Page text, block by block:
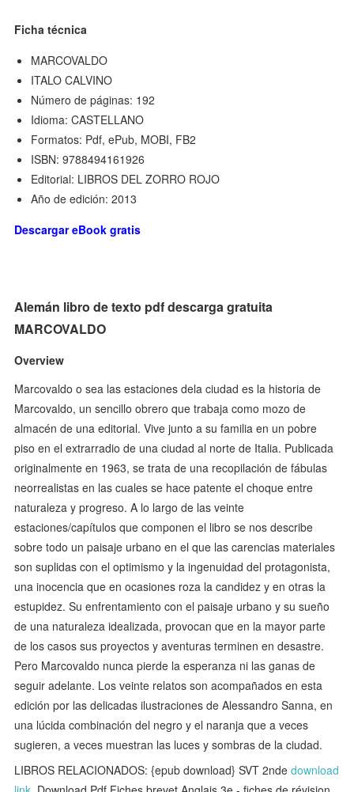
Ficha técnica
MARCOVALDO
ITALO CALVINO
Número de páginas: 192
Idioma: CASTELLANO
Formatos: Pdf, ePub, MOBI, FB2
ISBN: 9788494161926
Editorial: LIBROS DEL ZORRO ROJO
Año de edición: 2013
Descargar eBook gratis
Alemán libro de texto pdf descarga gratuita
MARCOVALDO
Overview
Marcovaldo o sea las estaciones dela ciudad es la historia de
Marcovaldo, un sencillo obrero que trabaja como mozo de
almacén de una editorial. Vive junto a su familia en un pobre
piso en el extrarradio de una ciudad al norte de Italia. Publicada
originalmente en 1963, se trata de una recopilación de fábulas
neorrealistas en las cuales se hace patente el choque entre
naturaleza y progreso. A lo largo de las veinte
estaciones/capítulos que componen el libro se nos describe
sobre todo un paisaje urbano en el que las carencias materiales
son suplidas con el optimismo y la ingenuidad del protagonista,
una inocencia que en ocasiones roza la candidez y en otras la
estupidez. Su enfrentamiento con el paisaje urbano y su sueño
de una naturaleza idealizada, provocan que en la mayor parte
de los casos sus proyectos y aventuras terminen en desastre.
Pero Marcovaldo nunca pierde la esperanza ni las ganas de
seguir adelante. Los veinte relatos son acompañados en esta
edición por las delicadas ilustraciones de Alessandro Sanna, en
una lúcida combinación del negro y el naranja que a veces
sugieren, a veces muestran las luces y sombras de la ciudad.
LIBROS RELACIONADOS: {epub download} SVT 2ndedownload